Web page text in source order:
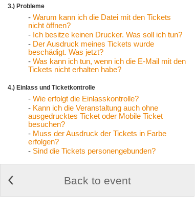
3.) Probleme
- Warum kann ich die Datei mit den Tickets
nicht öffnen?
- Ich besitze keinen Drucker. Was soll ich tun?
- Der Ausdruck meines Tickets wurde
beschädigt. Was jetzt?
- Was kann ich tun, wenn ich die E-Mail mit den
Tickets nicht erhalten habe?
4.) Einlass und Ticketkontrolle
- Wie erfolgt die Einlasskontrolle?
- Kann ich die Veranstaltung auch ohne
ausgedrucktes Ticket oder Mobile Ticket
besuchen?
- Muss der Ausdruck der Tickets in Farbe
erfolgen?
- Sind die Tickets personengebunden?
Back to event